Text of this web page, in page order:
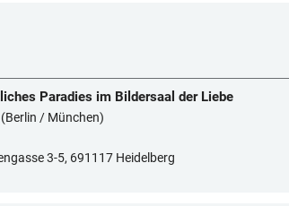
Paradies im Bildersaal der Liebe
/ München)
3-5, 691117 Heidelberg